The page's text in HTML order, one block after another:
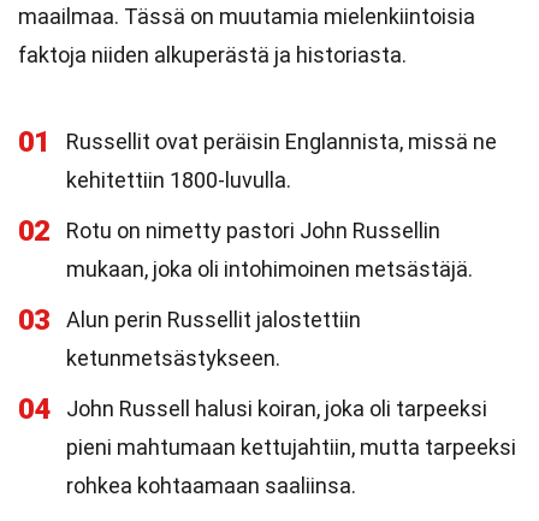
maailmaa. Tässä on muutamia mielenkiintoisia
faktoja niiden alkuperästä ja historiasta.
01
Russellit ovat peräisin Englannista, missä ne
kehitettiin 1800-luvulla.
02
Rotu on nimetty pastori John Russellin
mukaan, joka oli intohimoinen metsästäjä.
03
Alun perin Russellit jalostettiin
ketunmetsästykseen.
04
John Russell halusi koiran, joka oli tarpeeksi
pieni mahtumaan kettujahtiin, mutta tarpeeksi
rohkea kohtaamaan saaliinsa.